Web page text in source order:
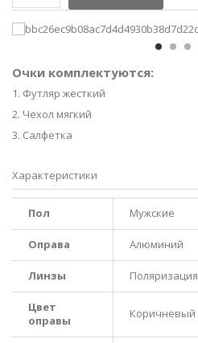
Очки комплектуются:
1. Футляр жесткий
2. Чехол мягкий
3. Салфетка
Характеристики
Пол Мужские
Оправа Алюминий
Линзы Поляризация
Цвет
оправы
Коричневый